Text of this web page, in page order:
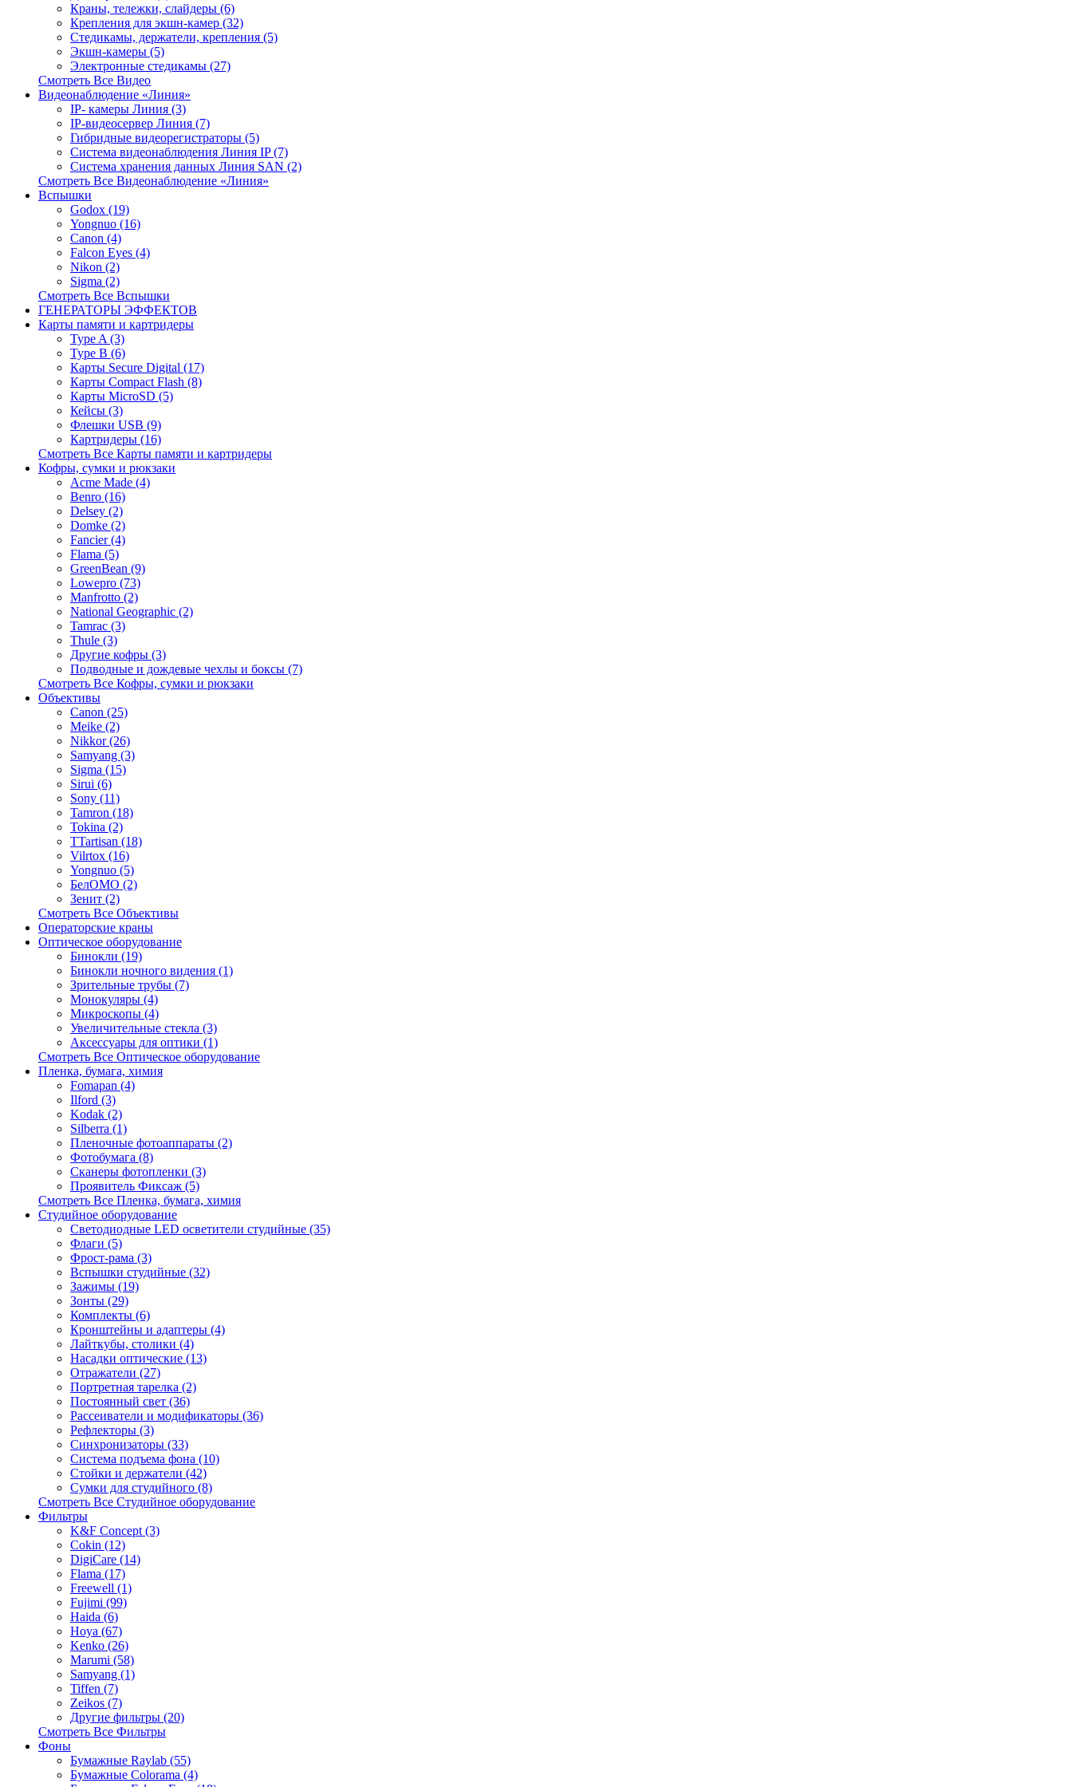
Краны, тележки, слайдеры (6)
Крепления для экшн-камер (32)
Стедикамы, держатели, крепления (5)
Экшн-камеры (5)
Электронные стедикамы (27)
Смотреть Все Видео
Видеонаблюдение «Линия»
IP- камеры Линия (3)
IP-видеосервер Линия (7)
Гибридные видеорегистраторы (5)
Система видеонаблюдения Линия IP (7)
Система хранения данных Линия SAN (2)
Смотреть Все Видеонаблюдение «Линия»
Вспышки
Godox (19)
Yongnuo (16)
Canon (4)
Falcon Eyes (4)
Nikon (2)
Sigma (2)
Смотреть Все Вспышки
ГЕНЕРАТОРЫ ЭФФЕКТОВ
Карты памяти и картридеры
Type A (3)
Type B (6)
Карты Secure Digital (17)
Карты Compact Flash (8)
Карты MicroSD (5)
Кейсы (3)
Флешки USB (9)
Картридеры (16)
Смотреть Все Карты памяти и картридеры
Кофры, сумки и рюкзаки
Acme Made (4)
Benro (16)
Delsey (2)
Domke (2)
Fancier (4)
Flama (5)
GreenBean (9)
Lowepro (73)
Manfrotto (2)
National Geographic (2)
Tamrac (3)
Thule (3)
Другие кофры (3)
Подводные и дождевые чехлы и боксы (7)
Смотреть Все Кофры, сумки и рюкзаки
Объективы
Canon (25)
Meike (2)
Nikkor (26)
Samyang (3)
Sigma (15)
Sirui (6)
Sony (11)
Tamron (18)
Tokina (2)
TTartisan (18)
Vilrtox (16)
Yongnuo (5)
БелOMO (2)
Зенит (2)
Смотреть Все Объективы
Операторские краны
Оптическое оборудование
Бинокли (19)
Бинокли ночного видения (1)
Зрительные трубы (7)
Монокуляры (4)
Микроскопы (4)
Увеличительные стекла (3)
Аксессуары для оптики (1)
Смотреть Все Оптическое оборудование
Пленка, бумага, химия
Fomapan (4)
Ilford (3)
Kodak (2)
Silberra (1)
Пленочные фотоаппараты (2)
Фотобумага (8)
Сканеры фотопленки (3)
Проявитель Фиксаж (5)
Смотреть Все Пленка, бумага, химия
Студийное оборудование
Светодиодные LED осветители студийные (35)
Флаги (5)
Фрост-рама (3)
Вспышки студийные (32)
Зажимы (19)
Зонты (29)
Комплекты (6)
Кронштейны и адаптеры (4)
Лайткубы, столики (4)
Насадки оптические (13)
Отражатели (27)
Портретная тарелка (2)
Постоянный свет (36)
Рассеиватели и модификаторы (36)
Рефлекторы (3)
Синхронизаторы (33)
Система подъема фона (10)
Стойки и держатели (42)
Сумки для студийного (8)
Смотреть Все Студийное оборудование
Фильтры
K&F Concept (3)
Cokin (12)
DigiCare (14)
Flama (17)
Freewell (1)
Fujimi (99)
Haida (6)
Hoya (67)
Kenko (26)
Marumi (58)
Samyang (1)
Tiffen (7)
Zeikos (7)
Другие фильтры (20)
Смотреть Все Фильтры
Фоны
Бумажные Raylab (55)
Бумажные Colorama (4)